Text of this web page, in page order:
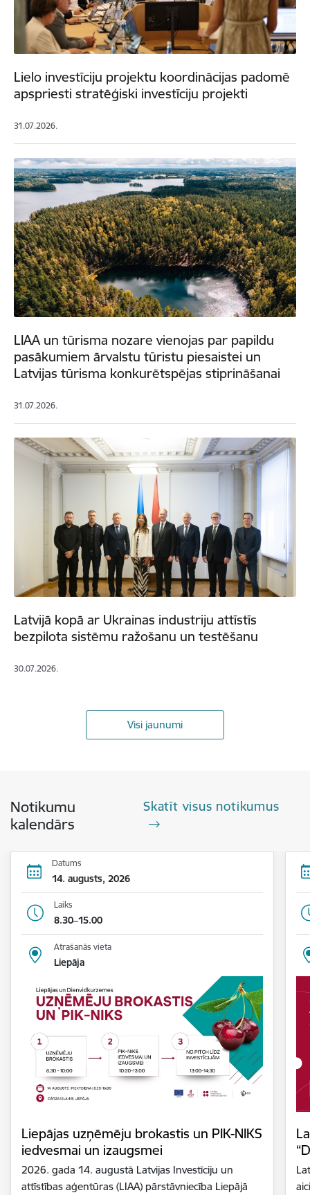
Lielo investīciju projektu koordinācijas padomē
apspriesti stratēģiski investīciju projekti
31.07.2026.
LIAA un tūrisma nozare vienojas par papildu
pasākumiem ārvalstu tūristu piesaistei un
Latvijas tūrisma konkurētspējas stiprināšanai
31.07.2026.
Latvijā kopā ar Ukrainas industriju attīstīs
bezpilota sistēmu ražošanu un testēšanu
30.07.2026.
Visi jaunumi
Notikumu
kalendārs
Skatīt visus notikumus
Datums
14. augusts, 2026
Laiks
8.30–15.00
Atrašanās vieta
Liepāja
Liepājas uzņēmēju brokastis un PIK-NIKS
iedvesmai un izaugsmei
2026. gada 14. augustā Latvijas Investīciju un
attīstības aģentūras (LIAA) pārstāvniecība Liepājā